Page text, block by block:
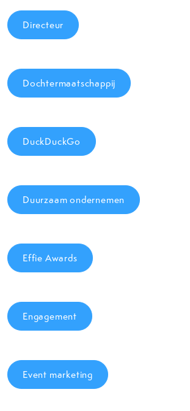
Directeur
Dochtermaatschappij
DuckDuckGo
Duurzaam ondernemen
Effie Awards
Engagement
Event marketing